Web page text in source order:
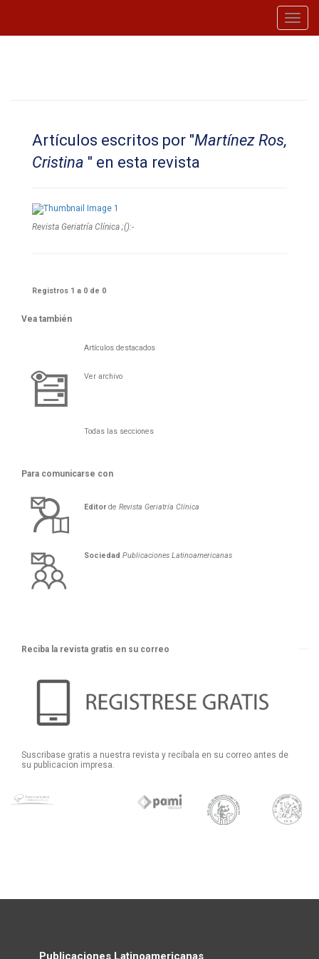
Artículos escritos por "Martínez Ros,
Cristina " en esta revista
Revista Geriatría Clí­nica ;():-
Registros 1 a 0 de 0
Vea también
Artículos destacados
Ver archivo
Todas las secciones
Para comunicarse con
Editorde Revista Geriatría Clí­nica
Sociedad Publicaciones Latinoamericanas
Reciba la revista gratis en su correo
Suscribase gratis a nuestra revista y recibala en su correo antes de
su publicacion impresa.
Publicaciones Latinoamericanas